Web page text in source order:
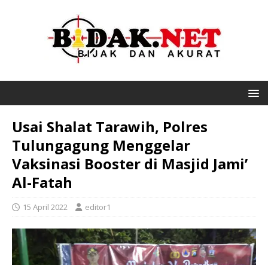
Usai Shalat Tarawih, Polres
Tulungagung Menggelar
Vaksinasi Booster di Masjid Jami’
Al-Fatah
15 April 2022 editor1